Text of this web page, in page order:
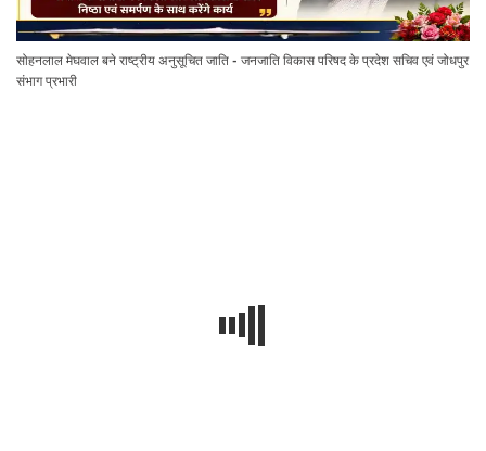
सोहनलाल मेघवाल बने राष्ट्रीय अनुसूचित जाति - जनजाति विकास परिषद के प्रदेश सचिव एवं जोधपुर
संभाग प्रभारी